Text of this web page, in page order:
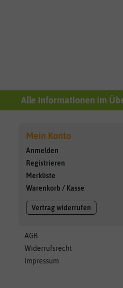
Alle Informationen im
Mein Konto
Anmelden
Registrieren
Merkliste
Warenkorb / Kasse
Vertrag widerrufen
AGB
Widerrufsrecht
Impressum